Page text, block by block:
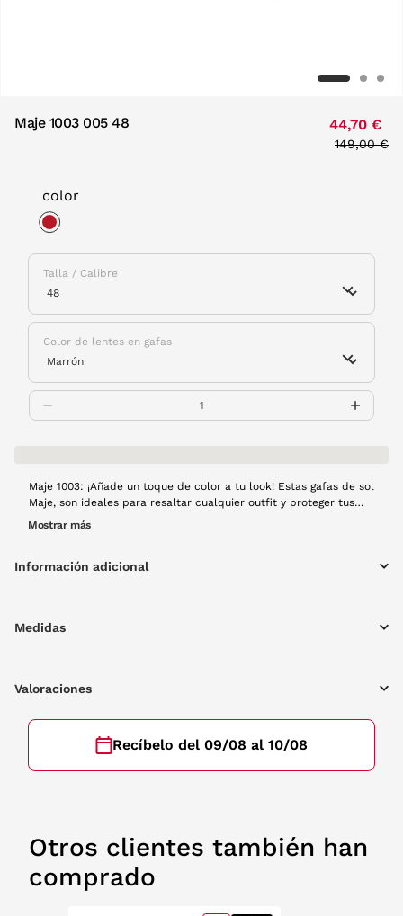
Maje 1003 005 48 44,70 €
Price
149,00 €
color
Talla / Calibre
Color de lentes en gafas
Maje 1003: ¡Añade un toque de color a tu look! Estas gafas de sol
Maje, son ideales para resaltar cualquier outfit y proteger tus
ojos del sol. Su vibrante montura de pasta en color rojo y lentes
Mostrar más
Información adicional
Medidas
Valoraciones
Recíbelo del 09/08 al 10/08
Otros clientes también han
comprado